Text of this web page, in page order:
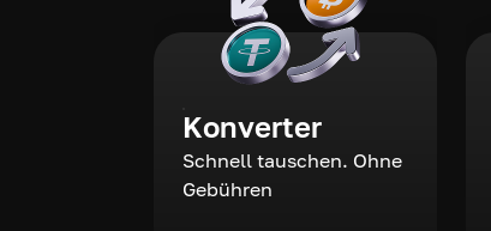
Konverter
Schnell tauschen. Ohne
Gebühren